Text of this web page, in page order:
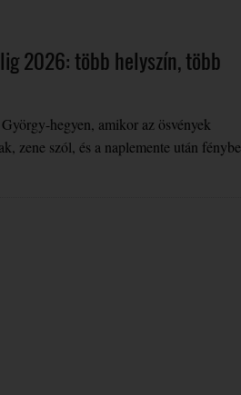
2026: több helyszín, több
hegyen, amikor az ösvények
zene szól, és a naplemente után fénybe